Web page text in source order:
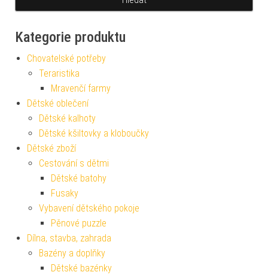
Kategorie produktu
Chovatelské potřeby
Teraristika
Mravenčí farmy
Dětské oblečení
Dětské kalhoty
Dětské kšiltovky a kloboučky
Dětské zboží
Cestování s dětmi
Dětské batohy
Fusaky
Vybavení dětského pokoje
Pěnové puzzle
Dílna, stavba, zahrada
Bazény a doplňky
Dětské bazénky